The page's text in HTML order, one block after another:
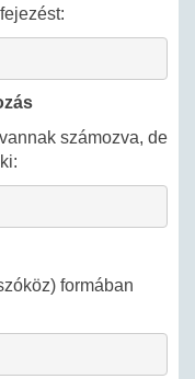
számozva, de
formában